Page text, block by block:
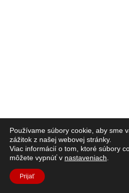
Používame súbory cookie, aby sme
zážitok z našej webovej stránky.
Viac informácií o tom, ktoré súbory
môžete vypnúť v nastaveniach
Prijať